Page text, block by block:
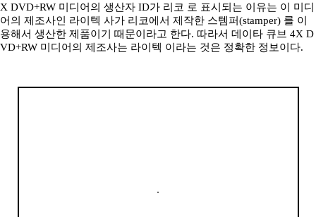
X DVD+RW 미디어의 생산자 ID가 리코 로 표시되는 이유는 이 미디
어의 제조사인 라이텍 사가 리코에서 제작한 스템퍼(stamper) 를 이
용해서 생산한 제품이기 때문이라고 한다. 따라서 데이타 큐브 4X D
VD+RW 미디어의 제조사는 라이텍 이라는 것은 정확한 정보이다.